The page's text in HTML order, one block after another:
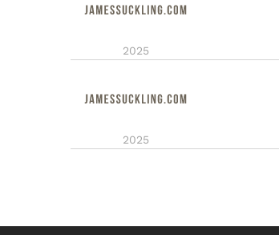
2025
2025